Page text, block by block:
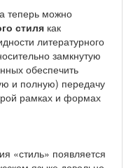
теперь можно
стиля как
литературного
замкнутую
обеспечить
и полную) передачу
рамках и формах
«стиль» появляется